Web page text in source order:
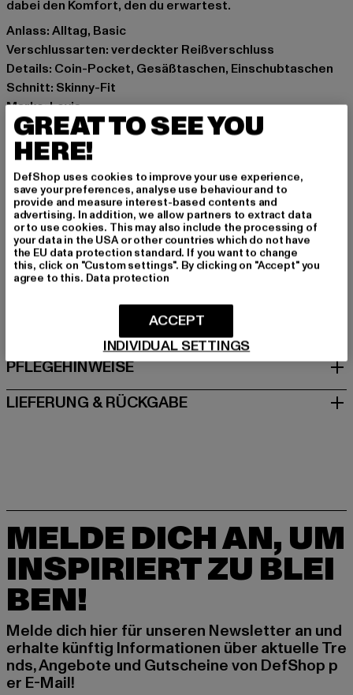
dabei den Komfort, den du erwartest.
Anlass: Alltag, Basic
Verschlussarten: verdeckter Reißverschluss
Details: Coin-Pocket, Gesäßtaschen, Einschubtaschen
Schnitt: Skinny-Fit
Marke: Levis
Kat.: Skinny Fit Jeans
Farbe: schwarz
Hersteller Farbe: dark intentions
Materialzusammensetzung: 73% Baumwolle, 13%
Lyocell, 9% Polyester, 3% Elasthan
Art.Nr: 17780-09034
Hersteller: Levi Strauss & Co. BV |privacy@levi.com
Leonardo Da Vincilaan 19 | 1831 Diegem | BE
GRÖSSE & PASSFORM
PFLEGEHINWEISE
LIEFERUNG & RÜCKGABE
MELDE DICH AN, UM
INSPIRIERT ZU BLEI
BEN!
Melde dich hier für unseren Newsletter an und
erhalte künftig Informationen über aktuelle Tre
nds, Angebote und Gutscheine von DefShop p
er E-Mail!
GREAT TO SEE YOU
HERE!
DefShop uses cookies to improve your use experience,
save your preferences, analyse use behaviour and to
provide and measure interest-based contents and
advertising. In addition, we allow partners to extract data
or to use cookies. This may also include the processing of
your data in the USA or other countries which do not have
the EU data protection standard. If you want to change
this, click on "Custom settings". By clicking on "Accept" you
agree to this. Data protection
INDIVIDUAL SETTINGS
ACCEPT